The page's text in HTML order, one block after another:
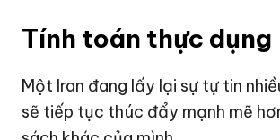
Tính toán thực dụng
Một Iran đang lấy lại sự tự tin
sẽ tiếp tục thúc đẩy mạnh mẽ